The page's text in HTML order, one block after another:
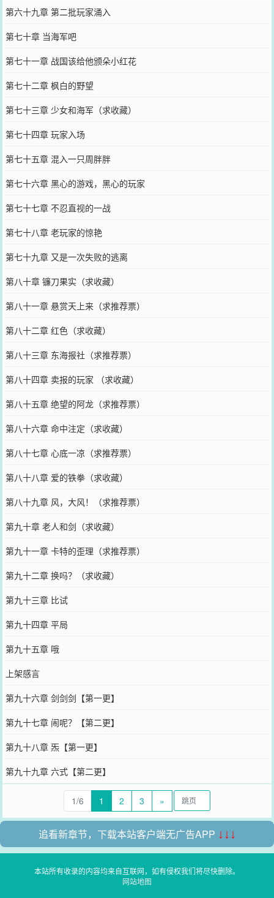
第六十九章 第二批玩家涌入
第七十章 当海军吧
第七十一章 战国该给他颁朵小红花
第七十二章 枫白的野望
第七十三章 少女和海军（求收藏）
第七十四章 玩家入场
第七十五章 混入一只周胖胖
第七十六章 黑心的游戏，黑心的玩家
第七十七章 不忍直视的一战
第七十八章 老玩家的惊艳
第七十九章 又是一次失败的逃离
第八十章 镰刀果实（求收藏）
第八十一章 悬赏天上来（求推荐票）
第八十二章 红色（求收藏）
第八十三章 东海报社（求推荐票）
第八十四章 卖报的玩家 （求收藏）
第八十五章 绝望的阿龙（求推荐票）
第八十六章 命中注定（求收藏）
第八十七章 心底一凉（求推荐票）
第八十八章 爱的铁拳（求收藏）
第八十九章 风，大风！（求推荐票）
第九十章 老人和剑（求收藏）
第九十一章 卡特的歪理（求推荐票）
第九十二章 换吗？（求收藏）
第九十三章 比试
第九十四章 平局
第九十五章 哦
上架感言
第九十六章 剑剑剑【第一更】
第九十七章 闹呢？【第二更】
第九十八章 炁【第一更】
第九十九章 六式【第二更】
1/6 1 2 3 »
追看新章节，下载本站客户端无广告APP ↓↓↓
本站所有收录的内容均来自互联网，如有侵权我们将尽快删除。
网站地图